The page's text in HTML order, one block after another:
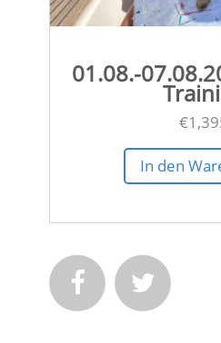
01.08.-
€
In den
 